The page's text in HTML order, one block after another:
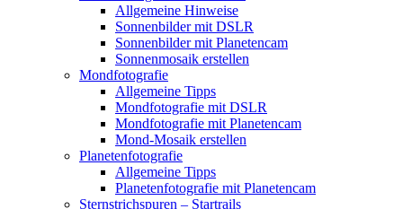
Allgemeine Hinweise
Sonnenbilder mit DSLR
Sonnenbilder mit Planetencam
Sonnenmosaik erstellen
Mondfotografie
Allgemeine Tipps
Mondfotografie mit DSLR
Mondfotografie mit Planetencam
Mond-Mosaik erstellen
Planetenfotografie
Allgemeine Tipps
Planetenfotografie mit Planetencam
Sternstrichspuren – Startrails